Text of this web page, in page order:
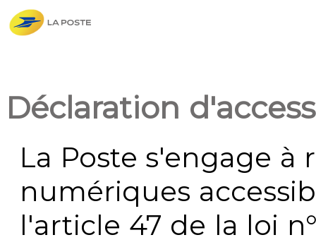
Déclaration
La Poste s'engage à
numériques
l'article 47 de la loi